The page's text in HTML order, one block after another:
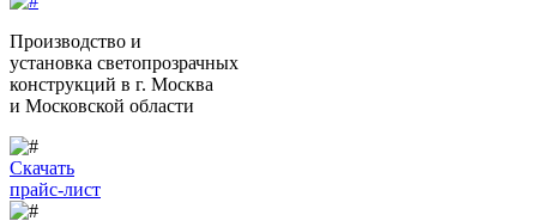
Производство и
установка светопрозрачных
конструкций в г. Москва
и Московской области
Скачать
прайс-лист